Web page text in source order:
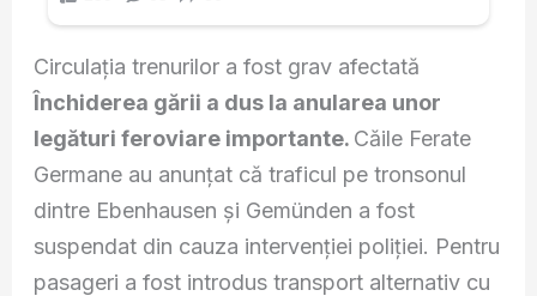
Circulația trenurilor a fost grav afectată
Închiderea gării a dus la anularea unor
legături feroviare importante. Căile Ferate
Germane au anunțat că traficul pe tronsonul
dintre Ebenhausen și Gemünden a fost
suspendat din cauza intervenției poliției. Pentru
pasageri a fost introdus transport alternativ cu